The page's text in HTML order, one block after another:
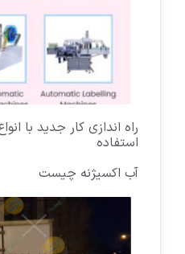
راه اندازی کار جدید با
استفاده
آب اکسیژنه چیست